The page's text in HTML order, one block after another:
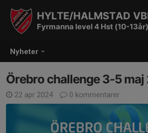
Nyheter
HYLTE/HALMSTAD
Fyrmanna level 4 Hst (10-13år)
Örebro challenge 3-5
22 apr 2024 0 kommentarer